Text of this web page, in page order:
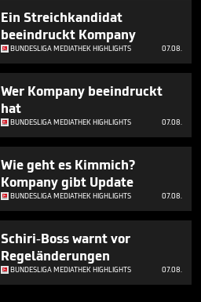
Ein Streichkandidat
beeindruckt Kompany
BUNDESLIGA MEDIATHEK HIGHLIGHTS 07.08.
Wer Kompany beeindruckt
hat
BUNDESLIGA MEDIATHEK HIGHLIGHTS 07.08.
Wie geht es Kimmich?
Kompany gibt Update
BUNDESLIGA MEDIATHEK HIGHLIGHTS 07.08.
Schiri-Boss warnt vor
Regeländerungen
BUNDESLIGA MEDIATHEK HIGHLIGHTS 07.08.